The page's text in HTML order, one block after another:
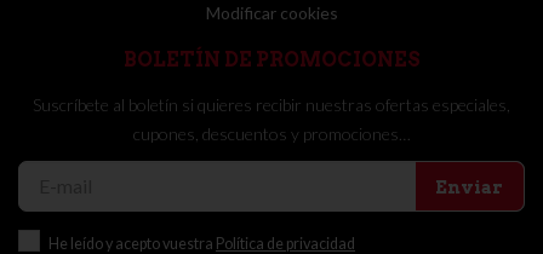
Modificar cookies
BOLETÍN DE PROMOCIONES
Suscríbete al boletín si quieres recibir nuestras ofertas especiales,
cupones, descuentos y promociones…
Enviar
He leído y acepto vuestra Política de privacidad